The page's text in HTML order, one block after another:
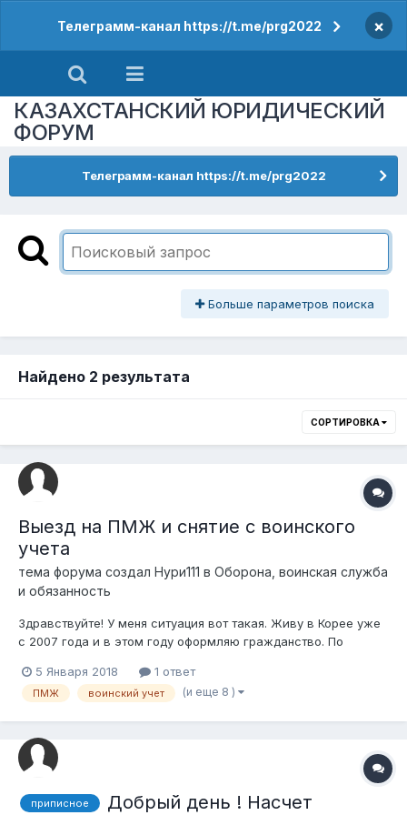
Телеграмм-канал https://t.me/prg2022 ×
КАЗАХСТАНСКИЙ ЮРИДИЧЕСКИЙ
ФОРУМ
Телеграмм-канал https://t.me/prg2022
Больше параметров поиска
Найдено 2 результата
СОРТИРОВКА
Выезд на ПМЖ и снятие с воинского
учета
тема форума создал Нури111 в Оборона, воинская служба
и обязанность
Здравствуйте! У меня ситуация вот такая. Живу в Корее уже
с 2007 года и в этом году оформляю гражданство. По
Казахстана, чтобы получить Корейское. А для отказа,
необходимо предоставить паспорт с печатью разрешения на
5 Января 2018 1 ответ
ПМЖ воинский учет (и еще 8 )
приписное
Добрый день ! Насчет